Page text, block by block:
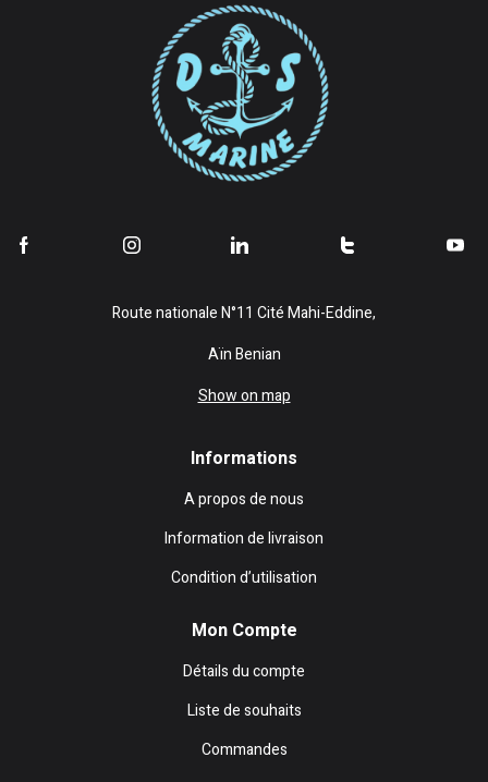
Route nationale N°11 Cité Mahi-Eddine,
Aïn Benian
Show on map
Informations
A propos de nous
Information de livraison
Condition d’utilisation
Mon Compte
Détails du compte
Liste de souhaits
Commandes